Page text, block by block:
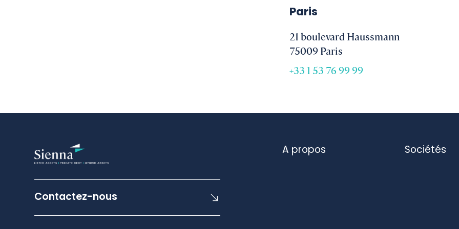
Paris
21 boulevard Haussmann
75009 Paris
+33 1 53 76 99 99
Contactez-nous
A propos Sociétés